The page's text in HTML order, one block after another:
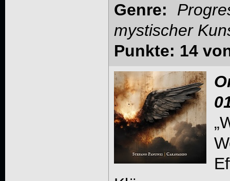
Genre:
mystischer
Punkte: 14